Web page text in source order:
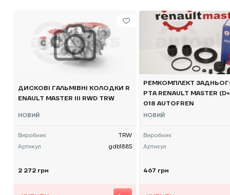
ДИСКОВІ ГАЛЬМІВНІ КОЛОДКИ R
ENAULT MASTER III RWD TRW
НОВИЙ
Виробник
TRW
Артикул
gdb1885
2 272 грн
РЕМКОМПЛЕКТ
РТА RENAULT MASTER
018 AUTOFREN
НОВИЙ
Виробник
Артикул
467 грн